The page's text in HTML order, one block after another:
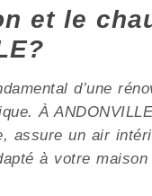
et le
d’une
À
un air
à votre